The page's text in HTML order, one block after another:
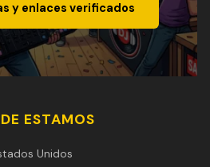
y enlaces verificados
ESTAMOS
Unidos